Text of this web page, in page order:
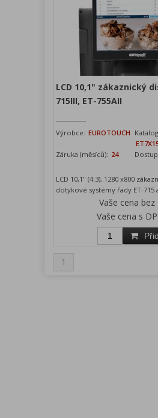
LCD 10,1" zákaznický
715III, ET-755AII
Výrobce: EUROTOUCH
Záruka (měsíců): 24
LCD 10,1" (4:3), 1280 x800
dotykové systémy řady ET-715
Vaše cena bez
Vaše cena s
1